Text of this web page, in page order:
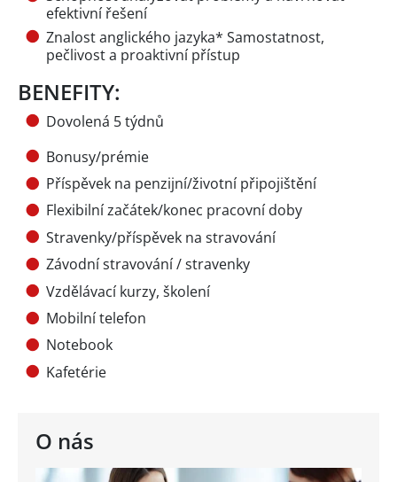
O nás
efektivní řešení
Znalost anglického jazyka* Samostatnost,
pečlivost a proaktivní přístup
BENEFITY:
Dovolená 5 týdnů
Bonusy/prémie
Příspěvek na penzijní/životní připojištění
Flexibilní začátek/konec pracovní doby
Stravenky/příspěvek na stravování
Závodní stravování / stravenky
Vzdělávací kurzy, školení
Mobilní telefon
Notebook
Kafetérie